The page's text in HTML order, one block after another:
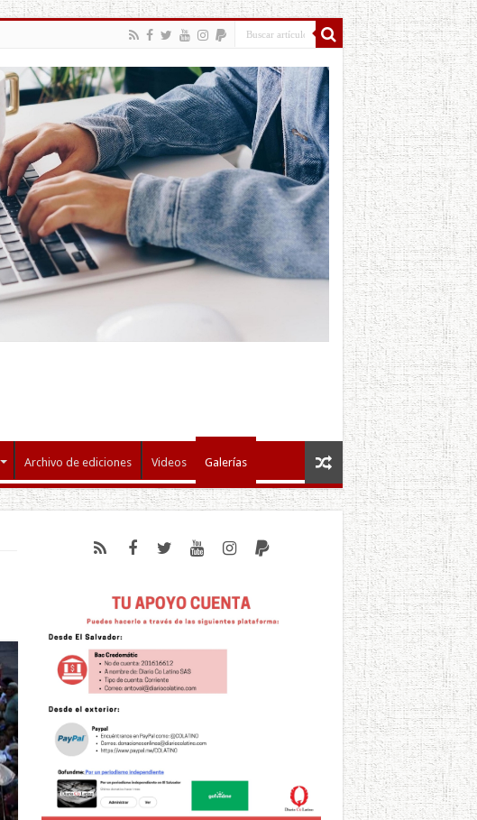
Archivo de ediciones Videos Galerías